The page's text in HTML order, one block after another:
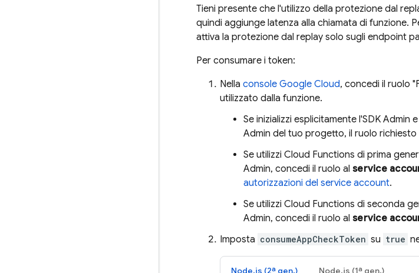
Tieni presente che l'utilizzo della protezione dal
quindi aggiunge latenza alla chiamata di funzione.
attiva la protezione dal replay solo sugli endpoint
Per consumare i token:
Nella console Google Cloud, concedi il ruolo
utilizzato dalla funzione.
Se inizializzi esplicitamente l'SDK
Admin del tuo progetto, il ruolo richiesto
Se utilizzi Cloud Functions di prima
Admin, concedi il ruolo al service
autorizzazioni del service account.
Se utilizzi Cloud Functions di seconda
Admin, concedi il ruolo al service
Imposta consumeAppCheckToken su true
Node.js (2ª gen.) Node.js (1ª gen.)